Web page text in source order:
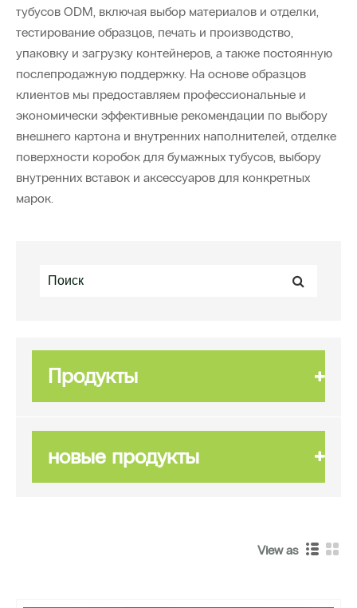
тубусов ODM, включая выбор материалов и отделки,
тестирование образцов, печать и производство,
упаковку и загрузку контейнеров, а также постоянную
послепродажную поддержку. На основе образцов
клиентов мы предоставляем профессиональные и
экономически эффективные рекомендации по выбору
внешнего картона и внутренних наполнителей, отделке
поверхности коробок для бумажных тубусов, выбору
внутренних вставок и аксессуаров для конкретных
марок.
Продукты
новые продукты
View as